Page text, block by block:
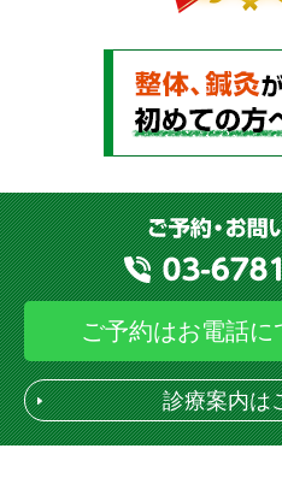
ご予約はお電話に
診療案内は